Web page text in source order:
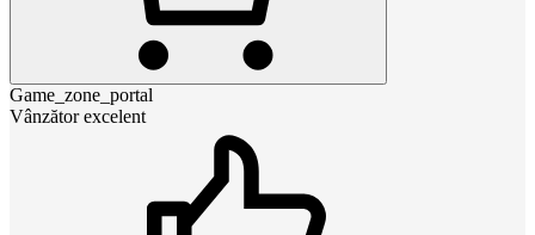
Game_zone_portal
Vânzător excelent